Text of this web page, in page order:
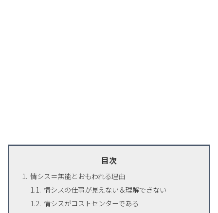
目次
情シス＝無能とおもわれる理由
情シスの仕事が見えない＆理解できない
情シスがコストセンターである